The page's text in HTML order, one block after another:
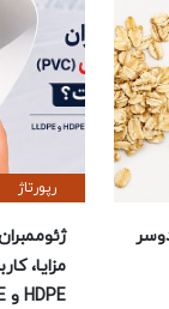
رپورتاژ
مزایا،
HDPE و LLDPE